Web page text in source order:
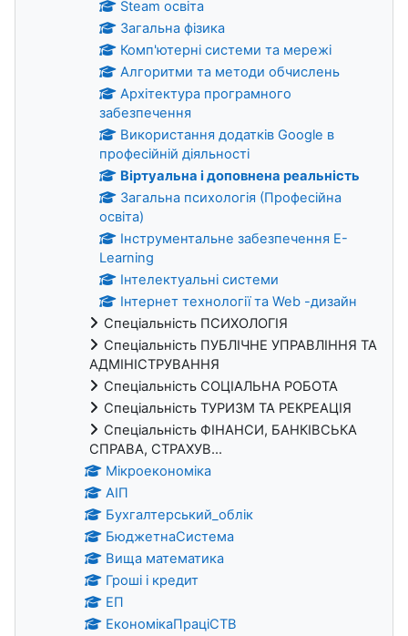
Steam освіта
Загальна фізика
Комп'ютерні системи та мережі
Алгоритми та методи обчислень
Архітектура програмного
забезпечення
Використання додатків Google в
професійній діяльності
Віртуальна і доповнена реальність
Загальна психологія (Професійна
освіта)
Інструментальне забезпечення E-
Learning
Інтелектуальні системи
Інтернет технології та Web -дизайн
Спеціальність ПСИХОЛОГІЯ
Спеціальність ПУБЛІЧНЕ УПРАВЛІННЯ ТА
АДМІНІСТРУВАННЯ
Спеціальність СОЦІАЛЬНА РОБОТА
Спеціальність ТУРИЗМ ТА РЕКРЕАЦІЯ
Спеціальність ФІНАНСИ, БАНКІВСЬКА
СПРАВА, СТРАХУВ...
Мікроекономіка
АІП
Бухгалтерський_облік
БюджетнаСистема
Вища математика
Гроші і кредит
ЕП
ЕкономікаПраціСТВ